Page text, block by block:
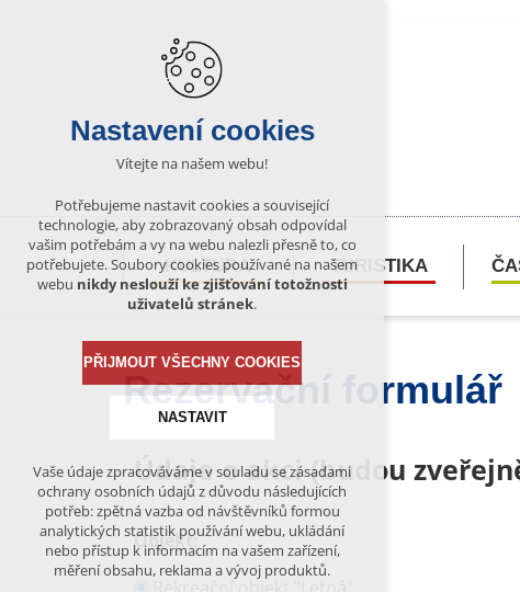
KULTURA TURISTIKA
Rezervační formulář
Údaje o akci (budou
Objekt:
Nastavení cookies
Vítejte na našem webu!
Potřebujeme nastavit cookies a související
technologie, aby zobrazovaný obsah odpovídal
vašim potřebám a vy na webu nalezli přesně to, co
potřebujete. Soubory cookies používané na našem
webu nikdy neslouží ke zjišťování totožnosti
uživatelů stránek.
PŘIJMOUT VŠECHNY COOKIES
NASTAVIT
Technická cookies
nutná pro provozování webu
udržení kontextu stránek (session):
případná přihlášení, volby jazyka, apod.
Vaše údaje zpracováváme v souladu se zásadami
ochrany osobních údajů z důvodu následujících
potřeb: zpětná vazba od návštěvníků formou
analytických statistik používání webu, ukládání
nebo přístup k informacím na vašem zařízení,
měření obsahu, reklama a vývoj produktů.